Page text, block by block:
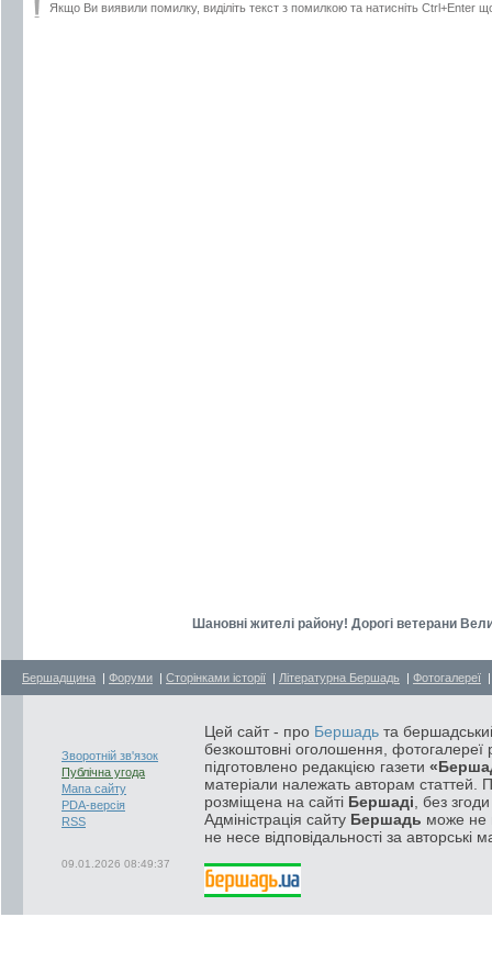
Якщо Ви виявили помилку, виділіть текст з помилкою та натисніть Ctrl+Enter
Шановні жителі району! Дорогі ветерани
Бершадщина | Форуми | Сторінками історії | Літературна Бершадь | Фотогалереї
Зворотній зв'язок
Публічна угода
Мапа сайту
PDA-версія
RSS
09.01.2026 08:49:37
Цей сайт - про Бершадь та
безкоштовні оголошення, фотогалереї
підготовлено редакцією газети
матеріали належать авторам статтей.
розміщена на сайті Бершаді , без
Адміністрація сайту Бершадь може не
не несе відповідальності за авторські